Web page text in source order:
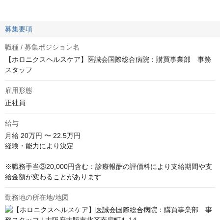
募集要項
職種 / 募集ポジション名
【ホロニクスヘルスケア】医誠会国際総合病院：購買事業部 事務
スタッフ
雇用形態
正社員
給与
月給 20万円 〜 22.5万円
経験・能力により決定
※職務手当③20,000円含む：診療報酬の評価料により支給期間や支
給金額が変わることがあります
勤務地の所在地/地図